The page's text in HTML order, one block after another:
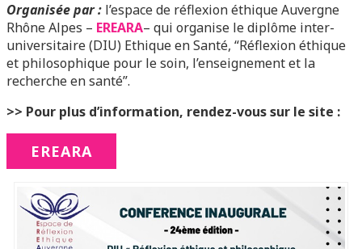
Organisée par : l’espace de réflexion éthique Auvergne
Rhône Alpes – EREARA– qui organise le diplôme inter-
universitaire (DIU) Ethique en Santé, “Réflexion éthique
et philosophique pour le soin, l’enseignement et la
recherche en santé”.
>> Pour plus d’information, rendez-vous sur le site :
EREARA